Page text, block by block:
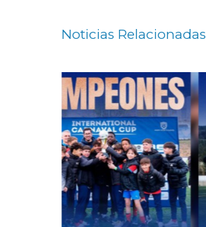
Noticias Relacionadas